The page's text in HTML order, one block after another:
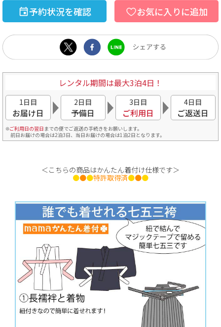
予約状況を確認 お気に入りに追加
レンタル期間は最大3泊4日！
1日目
お届け日
2日目
予備日
3日目
ご利用日
4日目
ご返送日
ご利用日の翌日 までの便でご返送の手続きをお願いします。
前日お届けの場合は2泊3日、当日お届けの場合は1泊2日となります。
＜こちらの商品はかんたん着付け仕様です＞
●●●特許取得済●●●